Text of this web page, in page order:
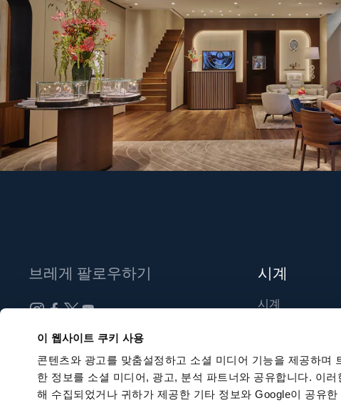
이 웹사이트 쿠키 사용
콘텐츠와 광고를 맞춤설정하고 소셜 미디어 기능을 제공하
한 정보를 소셜 미디어, 광고, 분석 파트너와 공유합니다. 이
해 수집되었거나 귀하가 제공한 기타 정보와 Google이 공유
브레게 팔로우하기
뉴스레터 구독하기
시계
시계
부티크 찾기